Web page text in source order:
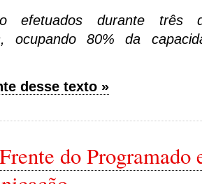
efetuados durante
ocupando 80% da
desse texto »
do Programado